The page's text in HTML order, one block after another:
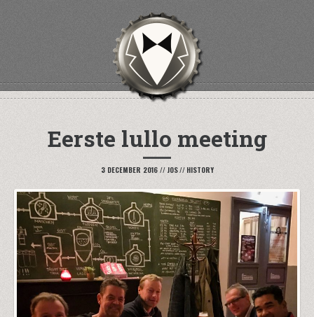
Eerste lullo meeting
3 DECEMBER 2016 // JOS// HISTORY